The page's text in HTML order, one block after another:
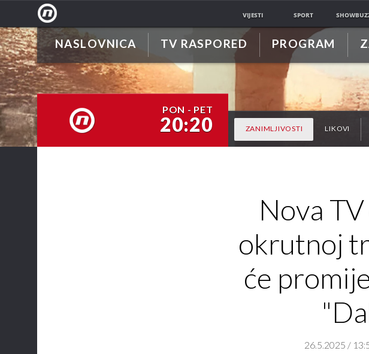
NOVA
VIJESTI SPORT
NASLOVNICA TV RASPORED PROGRAM
PON - PET
20:20 ZANIMLJIVOSTI LIKOVI
Nova
okrutnoj
će
26.5.2025 /